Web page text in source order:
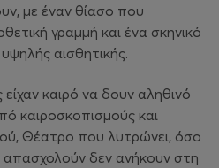
με έναν θίασο που
γραμμή και ένα σκηνικό
αισθητικής.
καιρό να δουν αληθινό
καιροσκοπισμούς και
Θέατρο που λυτρώνει, όσο
δεν ανήκουν στη